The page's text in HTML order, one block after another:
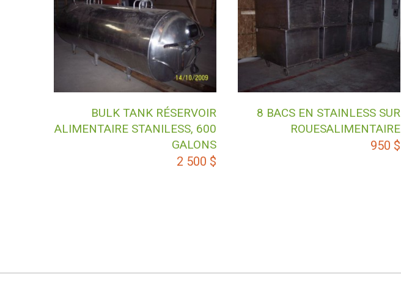
BULK TANK RÉSERVOIR
ALIMENTAIRE STANILESS, 600
GALONS
2 500 $
8 BACS EN STAINLESS SUR
ROUESALIMENTAIRE
950 $